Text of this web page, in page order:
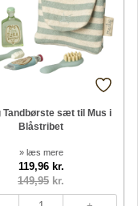
Tandbørste sæt til Mus i
Blåstribet
» læs mere
119,96 kr.
149,95 kr.